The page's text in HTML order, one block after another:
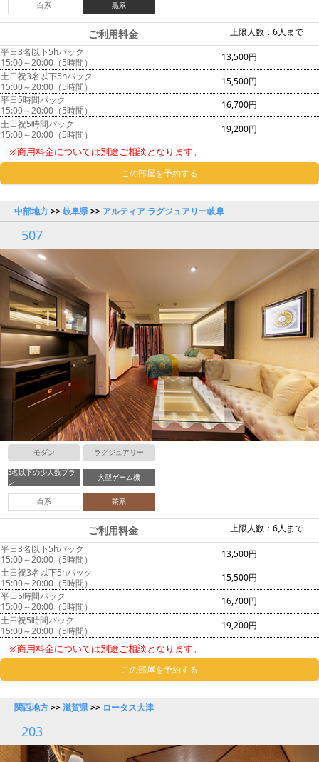
白系 黒系
上限人数：6人まで
ご利用料金
平日3名以下5hパック
15:00～20:00（5時間）
13,500円
土日祝3名以下5hパック
15:00～20:00（5時間）
15,500円
平日5時間パック
15:00～20:00（5時間）
16,700円
土日祝5時間パック
15:00～20:00（5時間）
19,200円
※商用料金については別途ご相談となります。
この部屋を予約する
中部地方>>岐阜県>> アルティア ラグジュアリー岐阜
507
モダン ラグジュアリー
3名以下の少人数プラ
ン
大型ゲーム機
白系 茶系
上限人数：6人まで
ご利用料金
平日3名以下5hパック
15:00～20:00（5時間）
13,500円
土日祝3名以下5hパック
15:00～20:00（5時間）
15,500円
平日5時間パック
15:00～20:00（5時間）
16,700円
土日祝5時間パック
15:00～20:00（5時間）
19,200円
※商用料金については別途ご相談となります。
この部屋を予約する
関西地方>>滋賀県>> ロータス大津
203